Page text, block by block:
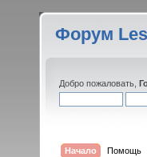
Форум
Добро пожаловать,
Начало Помощь